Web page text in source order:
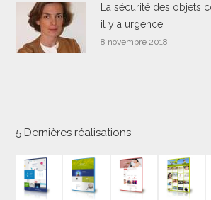
La sécurité des objets
il y a urgence
8 novembre 2018
5 Dernières réalisations